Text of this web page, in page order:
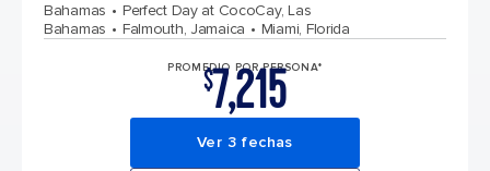
Bahamas
Perfect Day at CocoCay, Las
Bahamas
Falmouth, Jamaica Miami, Florida
PROMEDIO POR PERSONA*
$7,215
Ver 3 fechas